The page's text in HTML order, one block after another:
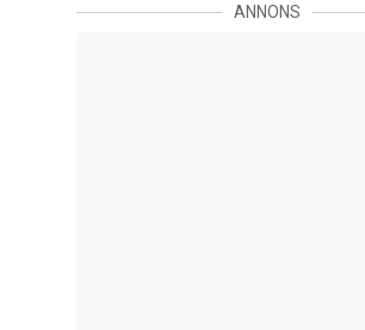
ANNONS